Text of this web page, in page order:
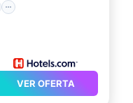
VER OFERTA